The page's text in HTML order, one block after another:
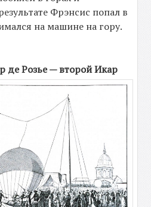
Фрэнсис попал в
на машине на гору.
де Розье — второй Икар